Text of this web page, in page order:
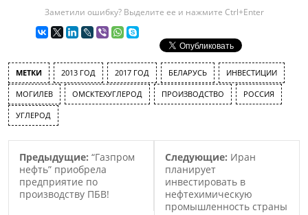
корпорация» и ЗАО
соглашение об
организации на базе
казанского
авиастроительного
завода производства
изделий…
“Полидин”, планирует
инвестировать в общей
сложности около 8.2
строительство завода.
После запуска завода в
эксплуатацию и выхода
на полную проектную
мощность, предприятие
3.75…
Заметили ошибку? Выделите ее и нажмите Ctrl+Enter
МЕТКИ 2013 ГОД 2017 ГОД БЕЛАРУСЬ ИНВЕСТИЦИИ
МОГИЛЕВ ОМСКТЕХУГЛЕРОД ПРОИЗВОДСТВО РОССИЯ
УГЛЕРОД
Предыдущие: “Газпром
нефть” приобрела
предприятие по
производству ПБВ!
Следующие: Иран
планирует
инвестировать в
нефтехимическую
промышленность страны